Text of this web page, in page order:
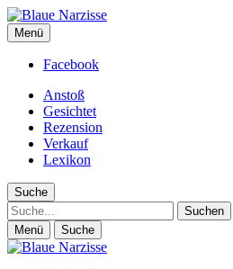
Blaue Narzisse
Magazin für Jugend, Identität und Kultur
Menü
Facebook
Anstoß
Gesichtet
Rezension
Verkauf
Lexikon
Suche
Suche
Menü Suche